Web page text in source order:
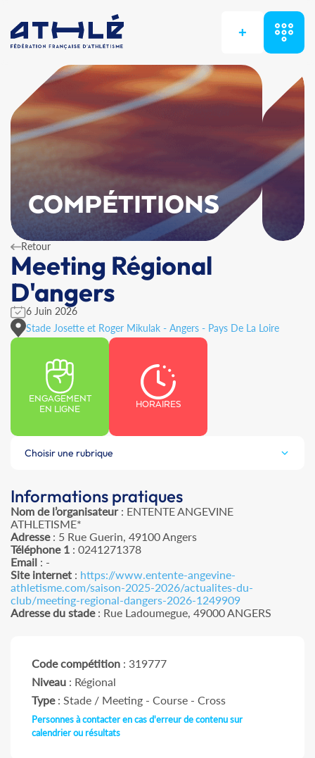
+
COMPÉTITIONS
Retour
Meeting Régional
D'angers
6 Juin 2026
Stade Josette et Roger Mikulak - Angers - Pays De La Loire
ENGAGEMENT
EN LIGNE
HORAIRES
Choisir une rubrique
Informations pratiques
Nom de l’organisateur: ENTENTE ANGEVINE
ATHLETISME*
Adresse: 5 Rue Guerin, 49100 Angers
Téléphone 1 : 0241271378
Email : -
Site internet : https://www.entente-angevine-
athletisme.com/saison-2025-2026/actualites-du-
club/meeting-regional-dangers-2026-1249909
Adresse du stade: Rue Ladoumegue, 49000 ANGERS
Code compétition : 319777
Niveau : Régional
Type: Stade / Meeting - Course - Cross
Personnes à contacter en cas d'erreur de contenu sur
calendrier ou résultats